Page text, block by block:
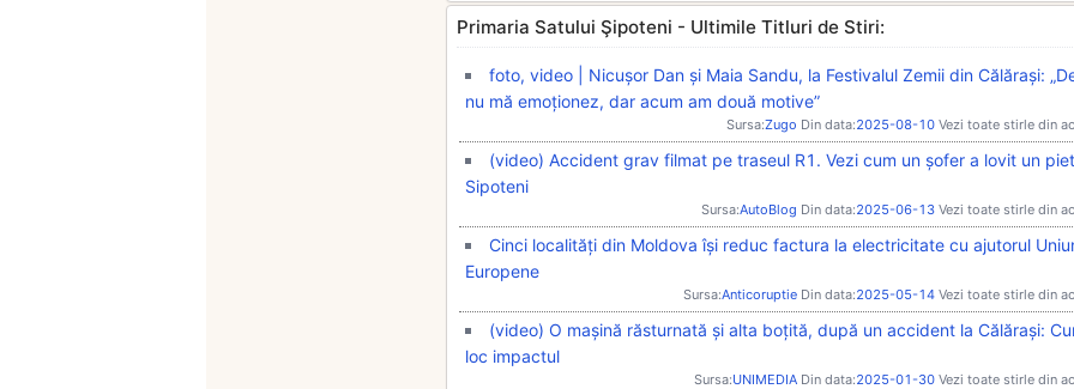
Primaria Satului Şipoteni - Ultimile Titluri de Stiri:
foto, video | Nicușor Dan și Maia Sandu, la Festivalul Zemii din Călărași:
nu mă emoționez, dar acum am două motive”
Sursa:Zugo Din data:2025-08-10 Vezi toate stirle din
(video) Accident grav filmat pe traseul R1. Vezi cum un șofer a lovit un
Sipoteni
Sursa:AutoBlog Din data:2025-06-13 Vezi toate stirle din
Cinci localități din Moldova își reduc factura la electricitate cu ajutorul
Europene
Sursa:Anticoruptie Din data:2025-05-14 Vezi toate stirle din
(video) O mașină răsturnată și alta boțită, după un accident la Călărași:
loc impactul
Sursa:UNIMEDIA Din data:2025-01-30 Vezi toate stirle din